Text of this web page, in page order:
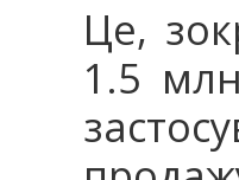
Це,
1.5